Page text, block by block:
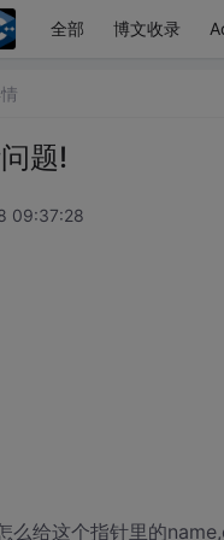
全部 博文收录
题!
09:37:28
么给这个指针里的